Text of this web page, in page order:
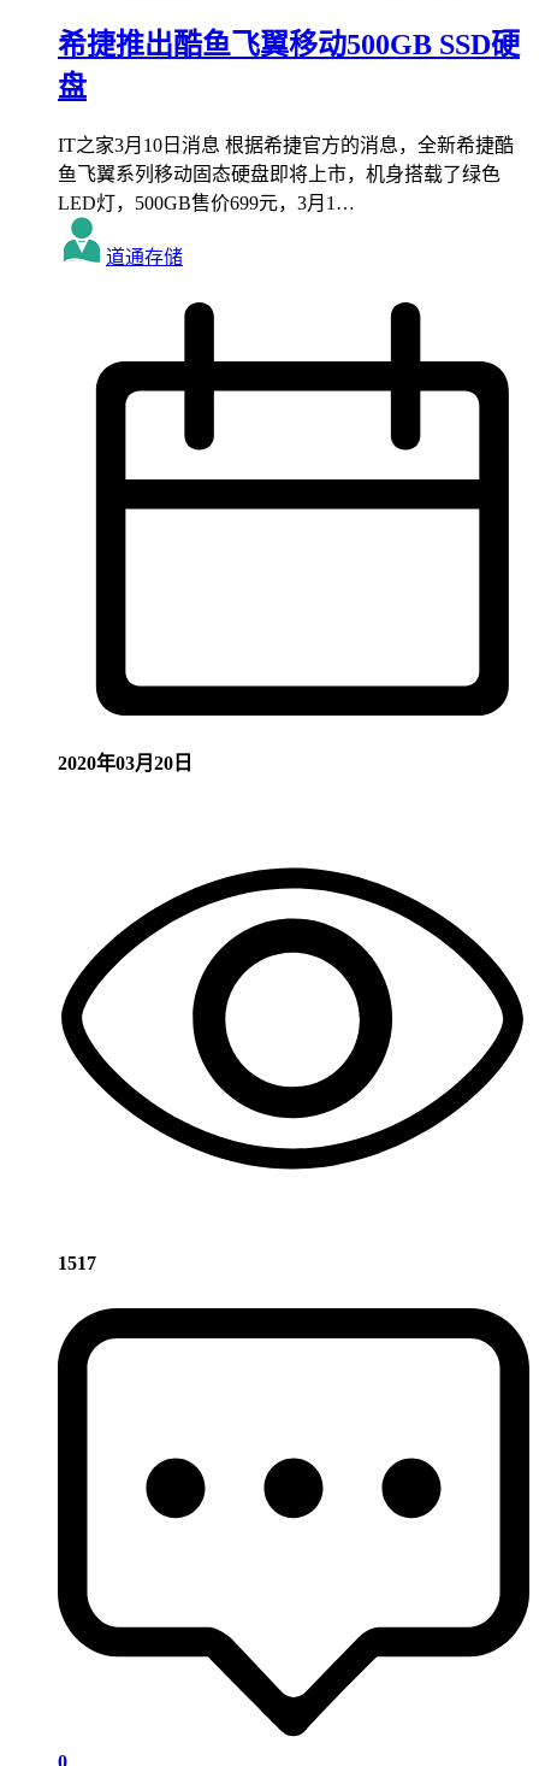
希捷推出酷鱼飞翼移动500GB SSD硬
盘
IT之家3月10日消息 根据希捷官方的消息，全新希捷酷
鱼飞翼系列移动固态硬盘即将上市，机身搭载了绿色
LED灯，500GB售价699元，3月1…
道通存储
2020年03月20日
1517
0